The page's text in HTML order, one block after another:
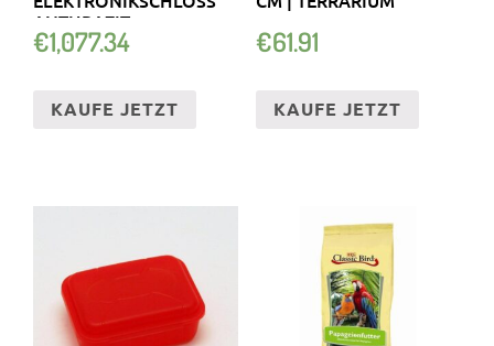
ANTHRAZIT
€1,077.34
KAUFE JETZT
€61.91
KAUFE JETZT